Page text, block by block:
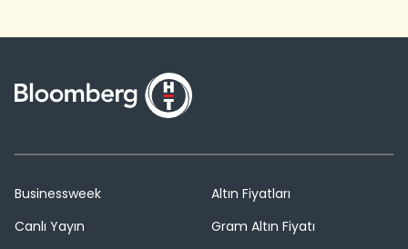
Businessweek
Canlı Yayın
Altın Fiyatları
Gram Altın Fiyatı